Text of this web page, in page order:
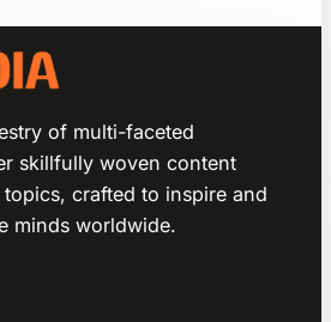
of multi-faceted
skillfully woven content
crafted to inspire and
minds worldwide.